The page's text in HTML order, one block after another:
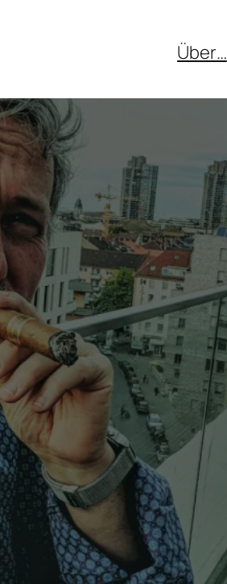
Über…